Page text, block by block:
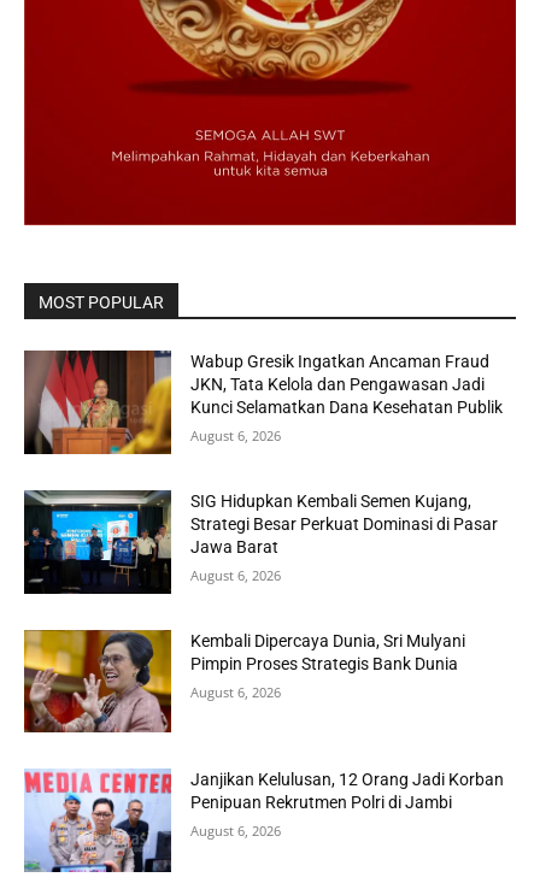
MOST POPULAR
Wabup Gresik Ingatkan Ancaman Fraud
JKN, Tata Kelola dan Pengawasan Jadi
Kunci Selamatkan Dana Kesehatan Publik
August 6, 2026
SIG Hidupkan Kembali Semen Kujang,
Strategi Besar Perkuat Dominasi di Pasar
Jawa Barat
August 6, 2026
Kembali Dipercaya Dunia, Sri Mulyani
Pimpin Proses Strategis Bank Dunia
August 6, 2026
Janjikan Kelulusan, 12 Orang Jadi Korban
Penipuan Rekrutmen Polri di Jambi
August 6, 2026